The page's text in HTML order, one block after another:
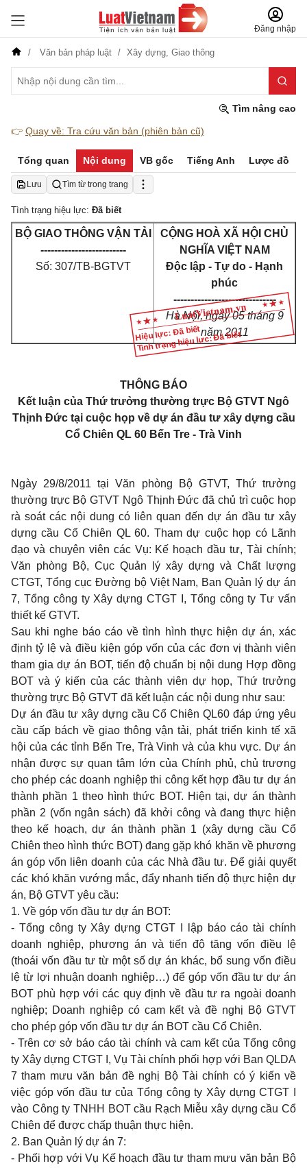
Đăng nhập
Văn bản pháp luật Xây dựng, Giao thông
Tìm nâng cao
👉 Quay về: Tra cứu văn bản (phiên bản cũ)
Tổng quan Nội dung VB gốc Tiếng Anh Lược đồ
Lưu Tìm từ trong trang
Tình trạng hiệu lực: Đã biết
Hiệu lực: Đã biết
Tình trạng hiệu lực: Đã biết
BỘ GIAO THÔNG VẬN TẢI
-------------------------
Số: 307/TB-BGTVT
CỘNG HOÀ XÃ HỘI CHỦ
NGHĨA VIỆT NAM
Độc lập - Tự do - Hạnh
phúc
------------------------------
Hà Nội, ngày 05 tháng 9
năm 2011
THÔNG BÁO
Kết luận của Thứ trưởng thường trực Bộ GTVT Ngô
Thịnh Đức tại cuộc họp về dự án đầu tư xây dựng cầu
Cổ Chiên QL 60 Bến Tre - Trà Vinh
Ngày 29/8/2011 tại Văn phòng Bộ GTVT, Thứ trưởng
thường trực Bộ GTVT Ngô Thịnh Đức đã chủ trì cuộc họp
rà soát các nội dung có liên quan đến dự án đầu tư xây
dựng cầu Cổ Chiên QL 60. Tham dự cuộc họp có Lãnh
đạo và chuyên viên các Vụ: Kế hoạch đầu tư, Tài chính;
Văn phòng Bộ, Cục Quản lý xây dựng và Chất lượng
CTGT, Tổng cục Đường bộ Việt Nam, Ban Quản lý dự án
7, Tổng công ty Xây dựng CTGT I, Tổng công ty Tư vấn
thiết kế GTVT.
Sau khi nghe báo cáo về tình hình thực hiện dự án, xác
định tỷ lệ và điều kiện góp vốn của các đơn vị thành viên
tham gia dự án BOT, tiến độ chuẩn bị nội dung Hợp đồng
BOT và ý kiến của các thành viên dự họp, Thứ trưởng
thường trực Bộ GTVT đã kết luận các nội dung như sau:
Dự án đầu tư xây dựng cầu Cổ Chiên QL60 đáp ứng yêu
cầu cấp bách về giao thông vận tải, phát triển kinh tế xã
hội của các tỉnh Bến Tre, Trà Vinh và của khu vực. Dự án
nhận được sự quan tâm lớn của Chính phủ, chủ trương
cho phép các doanh nghiệp thi công kết hợp đầu tư dự án
thành phần 1 theo hình thức BOT. Hiện tại, dự án thành
phần 2 (vốn ngân sách) đã khởi công và đang thực hiện
theo kế hoạch, dự án thành phần 1 (xây dựng cầu Cổ
Chiên theo hình thức BOT) đang gặp khó khăn về phương
án góp vốn liên doanh của các Nhà đầu tư. Để giải quyết
các khó khăn vướng mắc, đẩy nhanh tiến độ thực hiện dự
án, Bộ GTVT yêu cầu:
1. Về góp vốn đầu tư dự án BOT:
- Tổng công ty Xây dựng CTGT I lập báo cáo tài chính
doanh nghiệp, phương án và tiến độ tăng vốn điều lệ
(thoái vốn đầu tư từ một số dự án khác, bổ sung vốn điều
lệ từ lợi nhuận doanh nghiệp…) để góp vốn đầu tư dự án
BOT phù hợp với các quy định về đầu tư ra ngoài doanh
nghiệp; Doanh nghiệp có cam kết và đề nghị Bộ GTVT
cho phép góp vốn đầu tư dự án BOT cầu Cổ Chiên.
- Trên cơ sở báo cáo tài chính và cam kết của Tổng công
ty Xây dựng CTGT I, Vụ Tài chính phối hợp với Ban QLDA
7 tham mưu văn bản đề nghị Bộ Tài chính có ý kiến về
việc góp vốn đầu tư của Tổng công ty Xây dựng CTGT I
vào Công ty TNHH BOT cầu Rạch Miễu xây dựng cầu Cổ
Chiên để được chấp thuận thực hiện.
2. Ban Quản lý dự án 7:
- Phối hợp với Vụ Kế hoạch đầu tư tham mưu văn bản Bộ